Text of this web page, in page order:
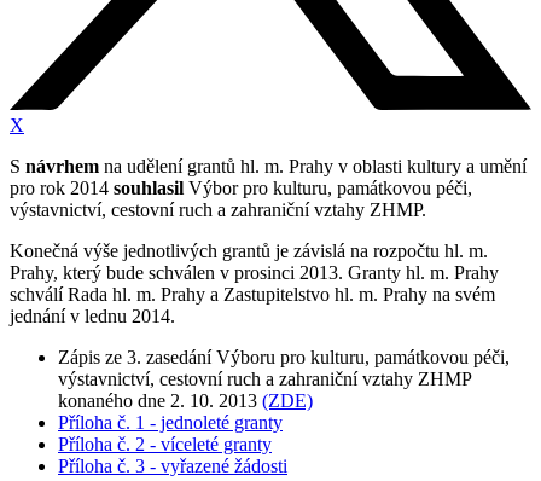
X
S návrhem na udělení grantů hl. m. Prahy v oblasti kultury a umění
pro rok 2014 souhlasil Výbor pro kulturu, památkovou péči,
výstavnictví, cestovní ruch a zahraniční vztahy ZHMP.
Konečná výše jednotlivých grantů je závislá na rozpočtu hl. m.
Prahy, který bude schválen v prosinci 2013. Granty hl. m. Prahy
schválí Rada hl. m. Prahy a Zastupitelstvo hl. m. Prahy na svém
jednání v lednu 2014.
Zápis ze 3. zasedání Výboru pro kulturu, památkovou péči,
výstavnictví, cestovní ruch a zahraniční vztahy ZHMP
konaného dne 2. 10. 2013 (ZDE)
Příloha č. 1 - jednoleté granty
Příloha č. 2 - víceleté granty
Příloha č. 3 - vyřazené žádosti